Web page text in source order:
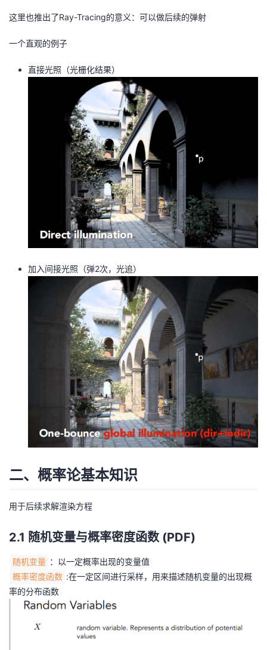
这里也推出了Ray-Tracing的意义：可以做后续的弹射
一个直观的例子
直接光照（光栅化结果）
加入间接光照（弹2次，光追）
二、概率论基本知识
用于后续求解渲染方程
2.1 随机变量与概率密度函数 (PDF)
随机变量 ：以一定概率出现的变量值
概率密度函数 :在一定区间进行采样，用来描述随机变量的出现概
率的分布函数